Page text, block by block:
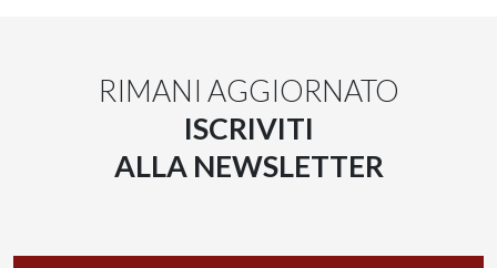
RIMANI AGGIORNATO
ISCRIVITI
ALLA NEWSLETTER